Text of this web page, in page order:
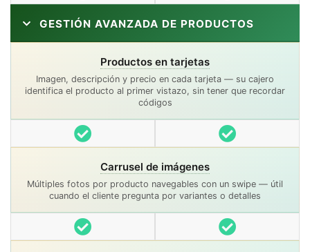
GESTIÓN AVANZADA DE PRODUCTOS
Productos en tarjetas
Imagen, descripción y precio en cada tarjeta — su cajero
identifica el producto al primer vistazo, sin tener que recordar
códigos
Incluido Incluido
Carrusel de imágenes
Múltiples fotos por producto navegables con un swipe — útil
cuando el cliente pregunta por variantes o detalles
Incluido Incluido